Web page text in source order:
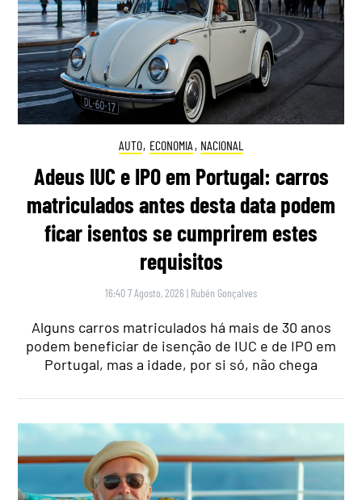
AUTO, ECONOMIA , NACIONAL
Adeus IUC e IPO em Portugal: carros
matriculados antes desta data podem
ficar isentos se cumprirem estes
requisitos
16:40 7 Agosto, 2026 | Rubén Gonçalves
Alguns carros matriculados há mais de 30 anos
podem beneficiar de isenção de IUC e de IPO em
Portugal, mas a idade, por si só, não chega